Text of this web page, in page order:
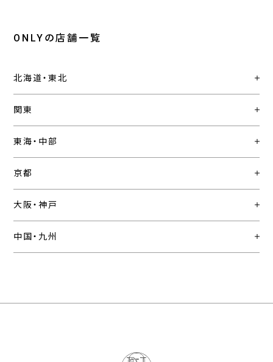
ONLYの店舗一覧
北海道・東北
関東
東海・中部
京都
大阪・神戸
中国・九州